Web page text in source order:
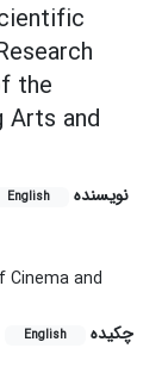
the
and
نویسنده English
Cinema and
چکیده
English